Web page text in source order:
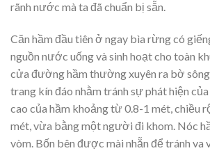
rãnh nước mà ta đã chuẩn bị sẵn.
Căn hầm đầu tiên ở ngay bìa rừng có
nguồn nước uống và sinh hoạt cho toàn
cửa đường hầm thường xuyên ra bờ
trang kín đáo nhằm tránh sự phát hiện của
cao của hầm khoảng từ 0.8-1 mét, chiều
mét, vừa bằng một người đi khom. Nóc
vòm. Bốn bên được mài nhẵn để tránh va